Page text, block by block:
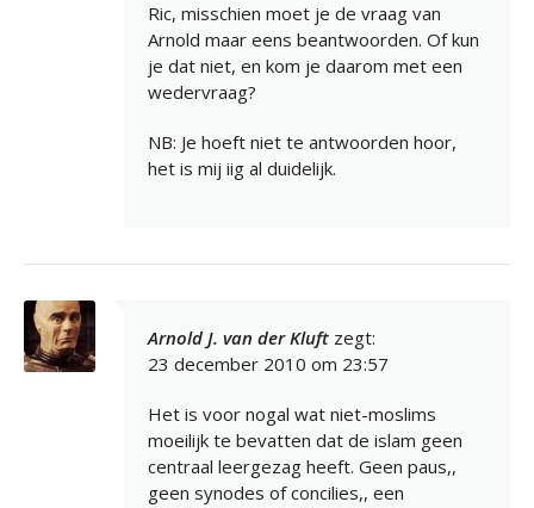
Ric, misschien moet je de vraag van
Arnold maar eens beantwoorden. Of kun
je dat niet, en kom je daarom met een
wedervraag?
NB: Je hoeft niet te antwoorden hoor,
het is mij iig al duidelijk.
Arnold J. van der Kluft zegt:
23 december 2010 om 23:57
Het is voor nogal wat niet-moslims
moeilijk te bevatten dat de islam geen
centraal leergezag heeft. Geen paus,,
geen synodes of concilies,, een